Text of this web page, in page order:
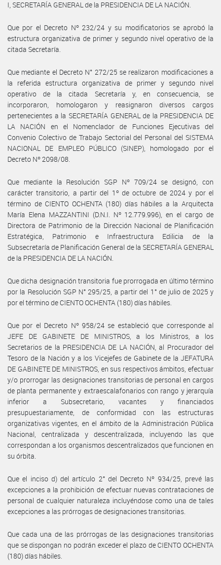
I, SECRETARÍA GENERAL de la PRESIDENCIA DE LA NACIÓN.
Que por el Decreto Nº 232/24 y su modificatorios se aprobó la
estructura organizativa de primer y segundo nivel operativo de la
citada Secretaría.
Que mediante el Decreto N° 272/25 se realizaron modificaciones a
la referida estructura organizativa de primer y segundo nivel
operativo de la citada Secretaría y, en consecuencia, se
incorporaron, homologaron y reasignaron diversos cargos
pertenecientes a la SECRETARÍA GENERAL de la PRESIDENCIA DE
LA NACIÓN en el Nomenclador de Funciones Ejecutivas del
Convenio Colectivo de Trabajo Sectorial del Personal del SISTEMA
NACIONAL DE EMPLEO PÚBLICO (SINEP), homologado por el
Decreto Nº 2098/08.
Que mediante la Resolución SGP Nº 709/24 se designó, con
carácter transitorio, a partir del 1º de octubre de 2024 y por el
término de CIENTO OCHENTA (180) días hábiles a la Arquitecta
María Elena MAZZANTINI (D.N.I. Nº 12.779.996), en el cargo de
Directora de Patrimonio de la Dirección Nacional de Planificación
Estratégica, Patrimonio e Infraestructura Edilicia de la
Subsecretaría de Planificación General de la SECRETARÍA GENERAL
de la PRESIDENCIA DE LA NACIÓN.
Que dicha designación transitoria fue prorrogada en último término
por la Resolución SGP N° 295/25, a partir del 1° de julio de 2025 y
por el término de CIENTO OCHENTA (180) días hábiles.
Que por el Decreto Nº 958/24 se estableció que corresponde al
JEFE DE GABINETE DE MINISTROS, a los Ministros, a los
Secretarios de la PRESIDENCIA DE LA NACIÓN, al Procurador del
Tesoro de la Nación y a los Vicejefes de Gabinete de la JEFATURA
DE GABINETE DE MINISTROS, en sus respectivos ámbitos, efectuar
y/o prorrogar las designaciones transitorias de personal en cargos
de planta permanente y extraescalafonarios con rango y jerarquía
inferior a Subsecretario, vacantes y financiados
presupuestariamente, de conformidad con las estructuras
organizativas vigentes, en el ámbito de la Administración Pública
Nacional, centralizada y descentralizada, incluyendo las que
correspondan a los organismos descentralizados que funcionen en
su órbita.
Que el inciso d) del artículo 2° del Decreto Nº 934/25, prevé las
excepciones a la prohibición de efectuar nuevas contrataciones de
personal de cualquier naturaleza incluyéndose como una de tales
excepciones a las prórrogas de designaciones transitorias.
Que cada una de las prórrogas de las designaciones transitorias
que se dispongan no podrán exceder el plazo de CIENTO OCHENTA
(180) días hábiles.